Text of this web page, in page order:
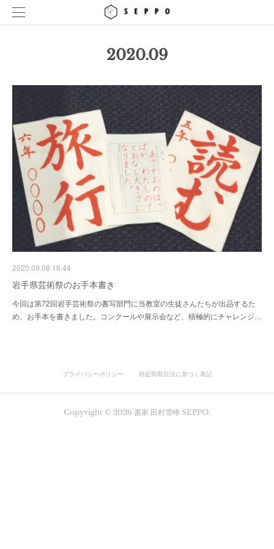
2020.09
2020.09.08 16:44
岩手県芸術祭のお手本書き
今回は第72回岩手芸術祭の書写部門に当教室の生徒さんたちが出品するた
め、お手本を書きました。コンクールや展示会など、積極的にチャレンジ…
プライバシーポリシー 特定商取引法に基づく表記
Copyright © 2026 書家 田村雪峰 SEPPO.